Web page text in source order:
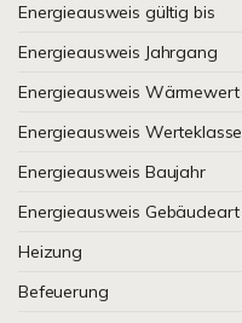
Energieausweis gültig bis
Energieausweis Jahrgang
Energieausweis Wärmewert
Energieausweis Werteklasse
Energieausweis Baujahr
Energieausweis Gebäudeart
Heizung
Befeuerung